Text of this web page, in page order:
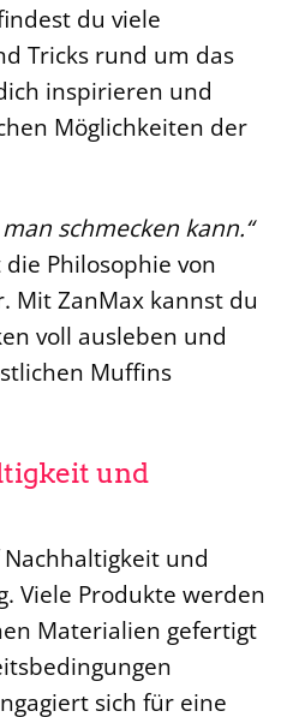
du viele
Tricks rund um das
inspirieren und
Möglichkeiten der
schmecken kann.“
Philosophie von
Mit ZanMax kannst du
voll ausleben und
Muffins
und
und
Viele Produkte werden
Materialien gefertigt
sich für eine